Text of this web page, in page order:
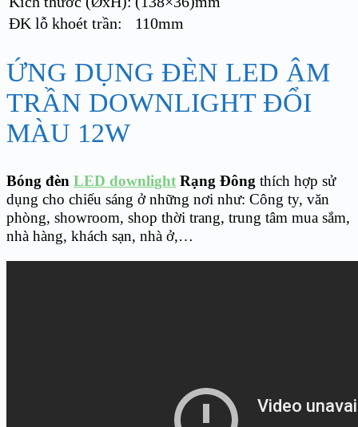
ĐK lỗ khoét trần:
110mm
ỨNG DỤNG ĐÈN LED ÂM
TRẦN DOWNLIGHT ĐỔI
MÀU 12W
Bóng đèn LED downlight Rạng Đông thích hợp sử
dụng cho chiếu sáng ở những nơi như: Công ty, văn
phòng, showroom, shop thời trang, trung tâm mua sắm,
nhà hàng, khách sạn, nhà ở,…